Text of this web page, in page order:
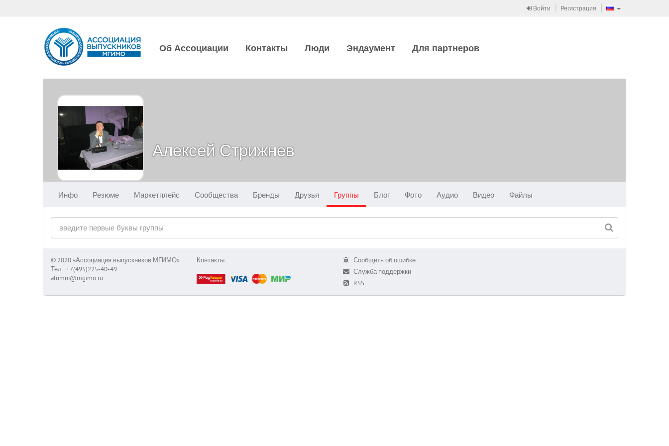
Войти Регистрация
Об Ассоциации Контакты Люди Эндаумент Для партнеров
Алексей Стрижнев
Инфо Резюме Маркетплейс Сообщества Бренды Друзья Группы Блог Фото Аудио Видео Файлы
© 2020 «Ассоциация выпускников МГИМО»
Тел.: +7(495)225-40-49
alumni@mgimo.ru
Контакты
Сообщить об ошибке
Служба поддержки
RSS